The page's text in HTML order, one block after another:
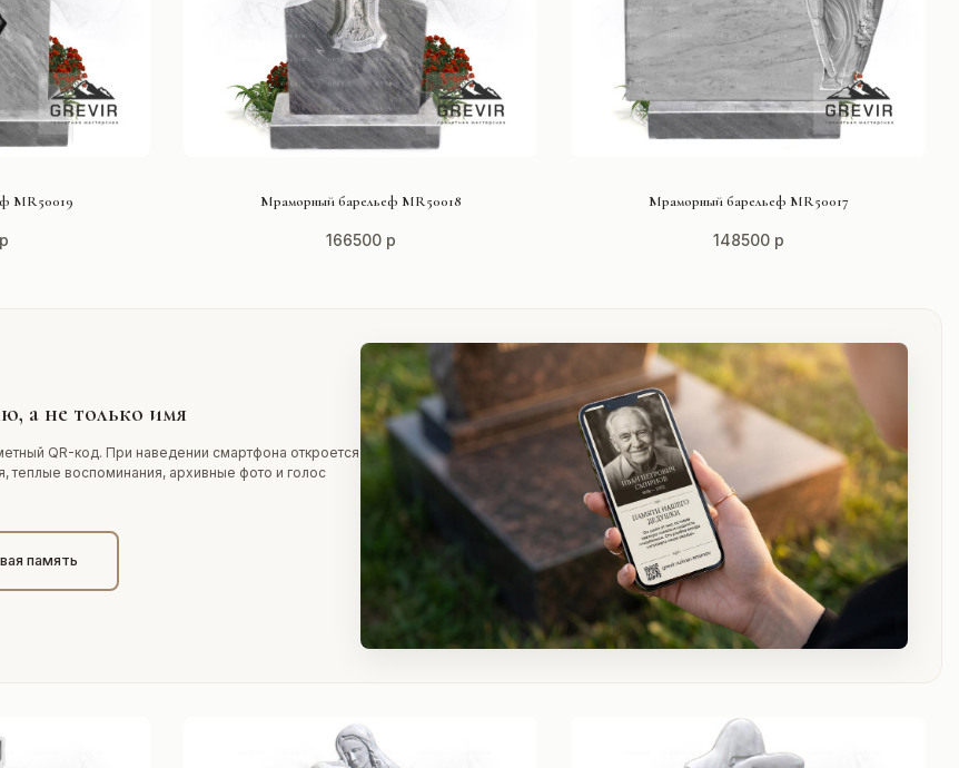
MR50019 Мраморный барельеф MR50018
166500 р
Мраморный барельеф MR50017
148500 р
а не только имя
QR-код. При наведении смартфона откроется
теплые воспоминания, архивные фото и голос
память